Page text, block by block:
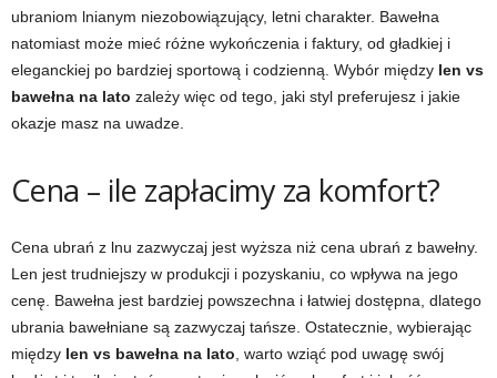
ubraniom lnianym niezobowiązujący, letni charakter. Bawełna
natomiast może mieć różne wykończenia i faktury, od gładkiej i
eleganckiej po bardziej sportową i codzienną. Wybór między len vs
bawełna na lato zależy więc od tego, jaki styl preferujesz i jakie
okazje masz na uwadze.
Cena – ile zapłacimy za komfort?
Cena ubrań z lnu zazwyczaj jest wyższa niż cena ubrań z bawełny.
Len jest trudniejszy w produkcji i pozyskaniu, co wpływa na jego
cenę. Bawełna jest bardziej powszechna i łatwiej dostępna, dlatego
ubrania bawełniane są zazwyczaj tańsze. Ostatecznie, wybierając
między len vs bawełna na lato , warto wziąć pod uwagę swój